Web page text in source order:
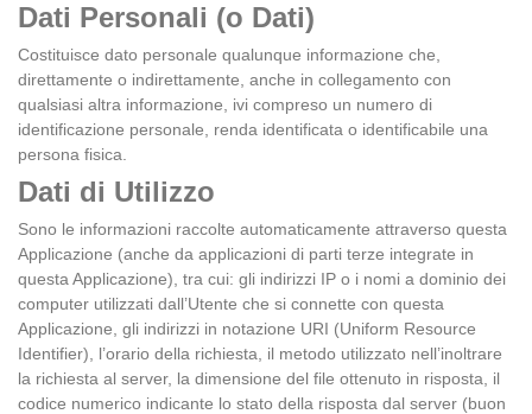
Dati Personali (o Dati)
Costituisce dato personale qualunque informazione che,
direttamente o indirettamente, anche in collegamento con
qualsiasi altra informazione, ivi compreso un numero di
identificazione personale, renda identificata o identificabile una
persona fisica.
Dati di Utilizzo
Sono le informazioni raccolte automaticamente attraverso questa
Applicazione (anche da applicazioni di parti terze integrate in
questa Applicazione), tra cui: gli indirizzi IP o i nomi a dominio dei
computer utilizzati dall’Utente che si connette con questa
Applicazione, gli indirizzi in notazione URI (Uniform Resource
Identifier), l’orario della richiesta, il metodo utilizzato nell’inoltrare
la richiesta al server, la dimensione del file ottenuto in risposta, il
codice numerico indicante lo stato della risposta dal server (buon